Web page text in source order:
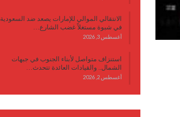
الانتقالي الموالي للإمارات يصعد ضد السعودية
في شبوة مستغلاً غضب الشارع…
أغسطس 3, 2026
استنزاف متواصل لأبناء الجنوب في جبهات
الشمال.. والقيادات العائدة تتحدث…
أغسطس 2, 2026